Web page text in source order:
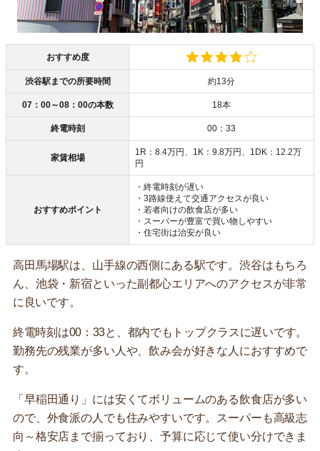
おすすめ度
渋谷駅までの所要時間 約13分
07：00～08：00の本数 18本
終電時刻 00：33
家賃相場
1R：8.4万円、1K：9.8万円、1DK：12.2万
円
おすすめポイント
・終電時刻が遅い
・3路線使えて交通アクセスが良い
・若者向けの飲食店が多い
・スーパーが豊富で買い物しやすい
・住宅街は治安が良い
高田馬場駅は、山手線の西側にある駅です。渋谷はもちろ
ん、池袋・新宿といった副都心エリアへのアクセスが非常
に良いです。
終電時刻は00：33と、都内でもトップクラスに遅いです。
勤務先の残業が多い人や、飲み会が好きな人におすすめで
す。
「早稲田通り」には安くてボリュームのある飲食店が多い
ので、外食派の人でも住みやすいです。スーパーも高級志
向～格安店まで揃っており、予算に応じて使い分けできま